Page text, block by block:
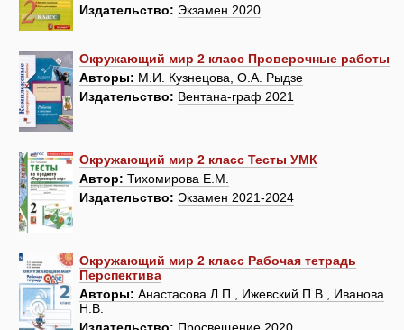
Издательство: Экзамен 2020
Окружающий мир 2 класс Проверочные работы
Авторы: М.И. Кузнецова, О.А. Рыдзе
Издательство: Вентана-граф 2021
Окружающий мир 2 класс Тесты УМК
Автор: Тихомирова Е.М.
Издательство: Экзамен 2021-2024
Окружающий мир 2 класс Рабочая тетрадь
Перспектива
Авторы: Анастасова Л.П., Ижевский П.В., Иванова
Н.В.